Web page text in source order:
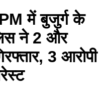
में बुजुर्ग के
ने 2 और
3 आरोपी